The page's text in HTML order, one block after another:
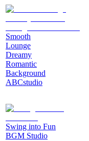
Smooth
Lounge
Dreamy
Romantic
Background
ABCstudio
Swing into Fun
BGM Studio